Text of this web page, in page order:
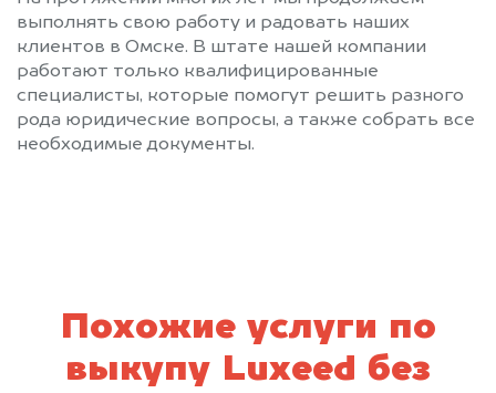
выполнять свою работу и радовать наших
клиентов в Омске. В штате нашей компании
работают только квалифицированные
специалисты, которые помогут решить разного
рода юридические вопросы, а также собрать все
необходимые документы.
Похожие услуги по
выкупу Luxeed без